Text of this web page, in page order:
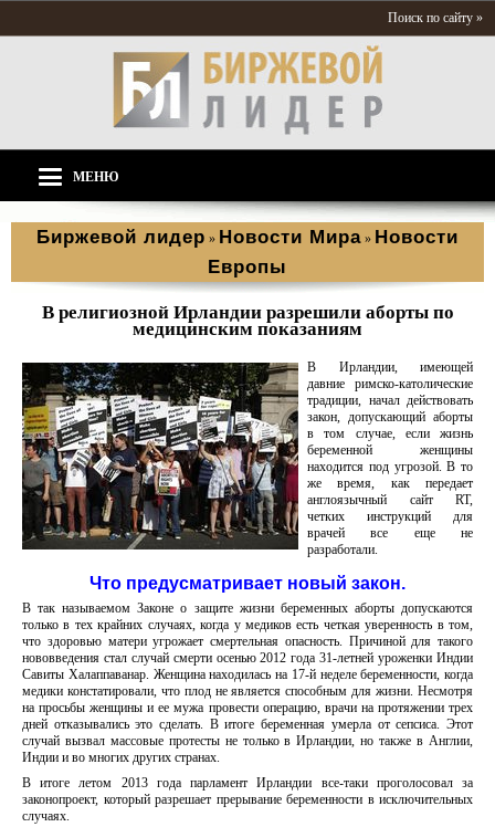
Поиск по сайту »
МЕНЮ
Биржевой лидер » Новости Мира » Новости
Европы
В религиозной Ирландии разрешили аборты по
медицинским показаниям
В Ирландии, имеющей
давние римско-католические
традиции, начал действовать
закон, допускающий аборты
в том случае, если жизнь
беременной женщины
находится под угрозой. В то
же время, как передает
англоязычный сайт RT,
четких инструкций для
врачей все еще не
разработали.
Что предусматривает новый закон.
В так называемом Законе о защите жизни беременных аборты допускаются
только в тех крайних случаях, когда у медиков есть четкая уверенность в том,
что здоровью матери угрожает смертельная опасность. Причиной для такого
нововведения стал случай смерти осенью 2012 года 31-летней уроженки Индии
Савиты Халаппаванар. Женщина находилась на 17-й неделе беременности, когда
медики констатировали, что плод не является способным для жизни. Несмотря
на просьбы женщины и ее мужа провести операцию, врачи на протяжении трех
дней отказывались это сделать. В итоге беременная умерла от сепсиса. Этот
случай вызвал массовые протесты не только в Ирландии, но также в Англии,
Индии и во многих других странах.
В итоге летом 2013 года парламент Ирландии все-таки проголосовал за
законопроект, который разрешает прерывание беременности в исключительных
случаях.